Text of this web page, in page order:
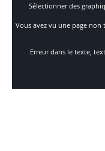
Sélectionner des
Vous avez vu une page
Erreur dans le texte,